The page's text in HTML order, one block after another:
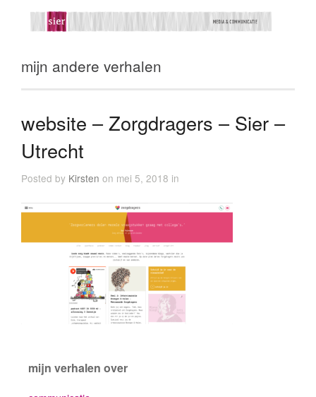
mijn andere verhalen
website – Zorgdragers – Sier –
Utrecht
Posted by Kirsten on mei 5, 2018 in
mijn verhalen over